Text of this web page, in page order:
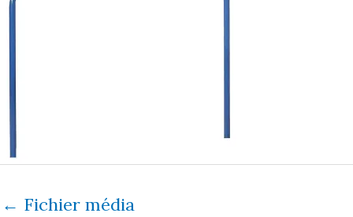
← Fichier média